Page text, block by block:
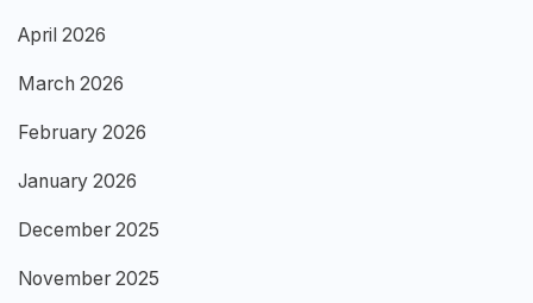
April 2026
March 2026
February 2026
January 2026
December 2025
November 2025